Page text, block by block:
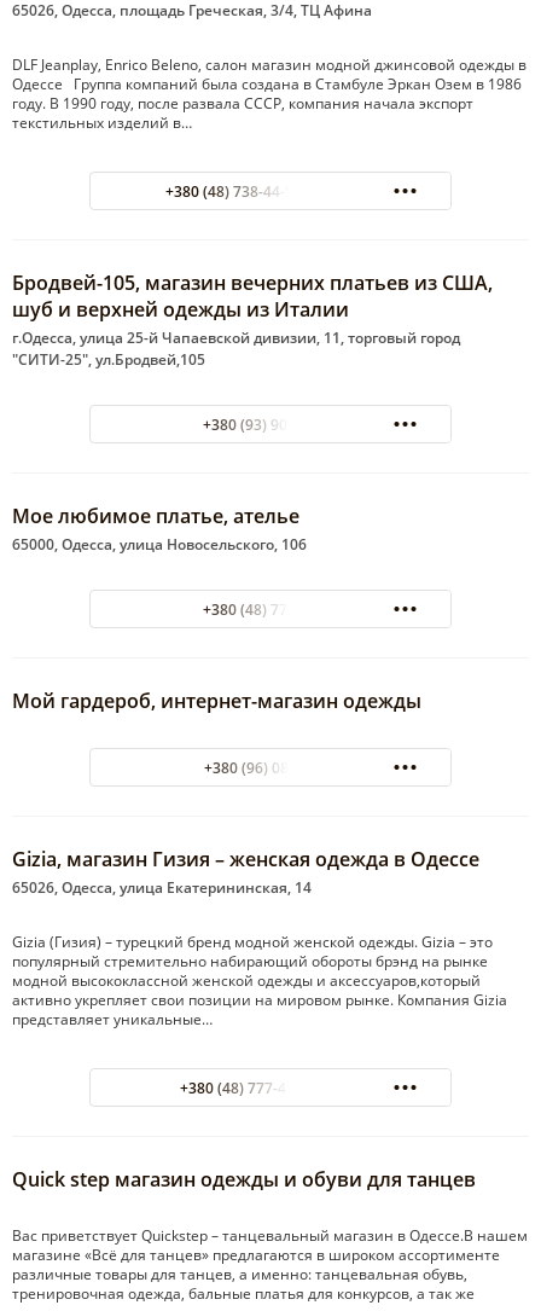
65026, Одесса, площадь Греческая, 3/4, ТЦ Афина
DLF Jeanplay, Enrico Beleno, салон магазин модной джинсовой одежды в
Одессе Группа компаний была создана в Стамбуле Эркан Озем в 1986
году. В 1990 году, после развала СССР, компания начала экспорт
текстильных изделий в…
+380 (48) 738-44-93 ТЦ Афина
Бродвей-105, магазин вечерних платьев из США,
шуб и верхней одежды из Италии
г.Одесса, улица 25-й Чапаевской дивизии, 11, торговый город
"СИТИ-25", ул.Бродвей,105
+380 (93) 900-76-79
Мое любимое платье, ателье
65000, Одесса, улица Новосельского, 106
+380 (48) 772-37-16
Мой гардероб, интернет-магазин одежды
+380 (96) 084 66 88
Gizia, магазин Гизия – женская одежда в Одессе
65026, Одесса, улица Екатерининская, 14
Gizia (Гизия) – турецкий бренд модной женской одежды. Gizia – это
популярный стремительно набирающий обороты брэнд на рынке
модной высококлассной женской одежды и аксессуаров,который
активно укрепляет свои позиции на мировом рынке. Компания Gizia
представляет уникальные…
+380 (48) 777-43-84 outlet
Quick step магазин одежды и обуви для танцев
Вас приветствует Quickstep – танцевальный магазин в Одессе.В нашем
магазине «Всё для танцев» предлагаются в широком ассортименте
различные товары для танцев, а именно: танцевальная обувь,
тренировочная одежда, бальные платья для конкурсов, а так же